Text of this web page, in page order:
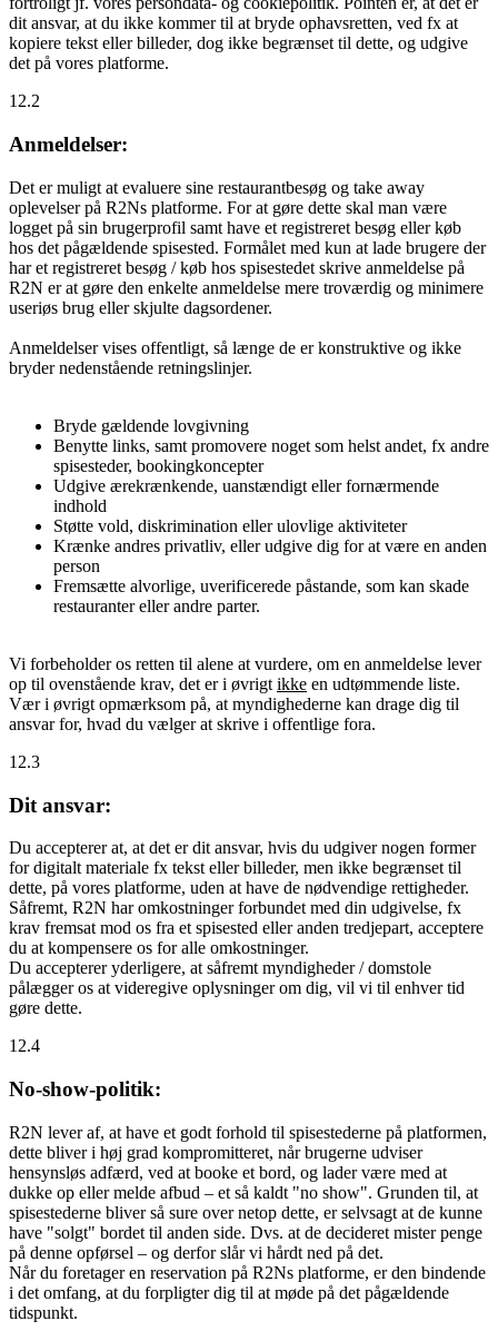
dit ansvar, at du ikke kommer til at bryde ophavsretten, ved fx at
kopiere tekst eller billeder, dog ikke begrænset til dette, og udgive
det på vores platforme.
12.2
Anmeldelser:
Det er muligt at evaluere sine restaurantbesøg og take away
oplevelser på R2Ns platforme. For at gøre dette skal man være
logget på sin brugerprofil samt have et registreret besøg eller køb
hos det pågældende spisested. Formålet med kun at lade brugere der
har et registreret besøg / køb hos spisestedet skrive anmeldelse på
R2N er at gøre den enkelte anmeldelse mere troværdig og minimere
useriøs brug eller skjulte dagsordener.
Anmeldelser vises offentligt, så længe de er konstruktive og ikke
bryder nedenstående retningslinjer.
Bryde gældende lovgivning
Benytte links, samt promovere noget som helst andet, fx andre
spisesteder, bookingkoncepter
Udgive ærekrænkende, uanstændigt eller fornærmende
indhold
Støtte vold, diskrimination eller ulovlige aktiviteter
Krænke andres privatliv, eller udgive dig for at være en anden
person
Fremsætte alvorlige, uverificerede påstande, som kan skade
restauranter eller andre parter.
Vi forbeholder os retten til alene at vurdere, om en anmeldelse lever
op til ovenstående krav, det er i øvrigt ikke en udtømmende liste.
Vær i øvrigt opmærksom på, at myndighederne kan drage dig til
ansvar for, hvad du vælger at skrive i offentlige fora.
12.3
Dit ansvar:
Du accepterer at, at det er dit ansvar, hvis du udgiver nogen former
for digitalt materiale fx tekst eller billeder, men ikke begrænset til
dette, på vores platforme, uden at have de nødvendige rettigheder.
Såfremt, R2N har omkostninger forbundet med din udgivelse, fx
krav fremsat mod os fra et spisested eller anden tredjepart, acceptere
du at kompensere os for alle omkostninger.
Du accepterer yderligere, at såfremt myndigheder / domstole
pålægger os at videregive oplysninger om dig, vil vi til enhver tid
gøre dette.
12.4
No-show-politik:
R2N lever af, at have et godt forhold til spisestederne på platformen,
dette bliver i høj grad kompromitteret, når brugerne udviser
hensynsløs adfærd, ved at booke et bord, og lader være med at
dukke op eller melde afbud – et så kaldt "no show". Grunden til, at
spisestederne bliver så sure over netop dette, er selvsagt at de kunne
have "solgt" bordet til anden side. Dvs. at de decideret mister penge
på denne opførsel – og derfor slår vi hårdt ned på det.
Når du foretager en reservation på R2Ns platforme, er den bindende
i det omfang, at du forpligter dig til at møde på det pågældende
tidspunkt.